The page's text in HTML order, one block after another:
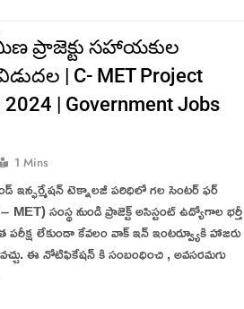
ప్రాజెక్టు సహాయకుల
| C- MET Project
| Government Jobs
1 Mins
ఇన్ఫర్మేషన్ టెక్నాలజీ పరిధిలో గల సెంటర్ ఫర్
సంస్థ నుండి ప్రాజెక్ట్ అసిస్టంట్ ఉద్యోగాల భర్తీ
లేకుండా కేవలం వాక్ ఇన్ ఇంటర్వ్యూకి హాజరు
ఈ నోటిఫికేషన్ కి సంబంధించి , అవసరమగు